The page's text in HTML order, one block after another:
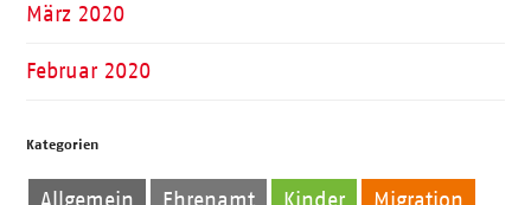
März 2020
Februar 2020
Kategorien
Allgemein Ehrenamt Kinder Migration